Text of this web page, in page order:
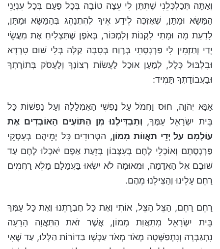
וְאַתָּה תְּכַלְכְּלֵנִי שֶׁתִּתֶּן לִי עֵצָה טוֹבָה בְּכָל פַּעַם בְּכָל עִנְיָנֵי
הַמַּשָּׂא וּמַתָּן, שֶׁאֶזְכֶּה לֵידַע אֵיךְ לְהִתְנַהֵג בְּהַמַּשָּׂא וּמַתָּן,
לָדַעַת מָה וּמָתַי לִקְנוֹת וְלִמְכּוֹר, בְּאֹפֶן שֶׁתַּצְלִיחַ אֶת מַעֲשֵׂי
יָדַי וְתַזְמִין לִי פַּרְנָסָתִי בְּרֶוַח בְּסִבָּה קַלָּה בְּלִי שׁוּם טִרְדָּא
וּבִלְבּוּל כְּלָל, לְמַעַן אוּכַל לַעֲשׂוֹת רְצוֹנְךָ וְלַעֲסֹק בְּתוֹרָתְךָ
וּבַעֲבוֹדָתְךָ תָּמִיד:
אָנָּא יְהֹוָה, חוּס וַחֲמֹל עַל נַפְשִׁי הָאֻמְלָלָה וְעַל נַפְשׁוֹת כָּל
בֵּית יִשְׂרָאֵל עַמֶּךָ, וְתַבְדִּילֵנוּ מִן הַתּוֹעִים הָאוֹבְדִים אֶת
עוֹלָמָם עַל יְדֵי תַּאֲווֹת מָמוֹן, הַטְּרוּדִים כָּל יְמֵיהֶם בְּעִסְקֵי
פַּרְנָסָתָם וְאוֹכְלֵי לֶחֶם בְּעִצָּבוֹן בְּזֵעַת אַפָּם יֹאכְלוּ לֶחֶם עַד
שׁוּבָם אֶל הָאֲדָמָה, וּמְאוּמָה לֹא יִשְׂאוּ בַּעֲמָלָם מָלֵא רַחֲמִים
רַחֵם עָלֵינוּ וְהַצִּילֵנוּ מֵהֶם.
רַחֵם רַחֵם, הַצֵּל הַצֵּל, אוֹתִי וְאֶת כָּל חֶבְרָתֵנוּ וְאֶת כָּל עַמְּךָ
בֵּית יִשְׂרָאֵל מִתַּאֲוַת מָמוֹן, אֲשֶׁר זֹאת הַתַּאֲוָה הָרָעָה
נִתְגַבְּרָה וְנִתְפַּשְּׁטָה מְאֹד מְאֹד עַכְשָׁו בַּדּוֹרוֹת הַלָּלוּ, עַד שֶׁאִי